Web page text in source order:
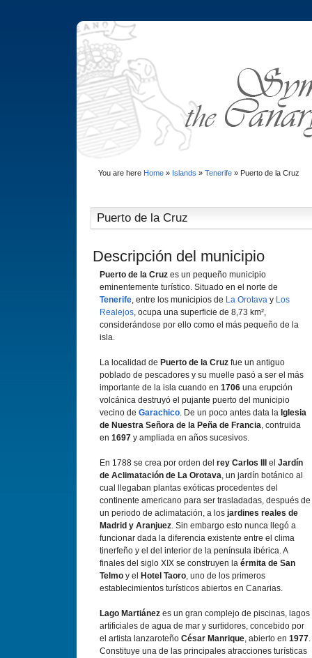
You are here Home» Islands » Tenerife» Puerto de la Cruz
Puerto de la Cruz
Descripción del municipio
Puerto de la Cruz es un pequeño municipio
eminentemente turístico. Situado en el norte de
Tenerife, entre los municipios de La Orotava y Los
Realejos, ocupa una superficie de 8,73 km²,
considerándose por ello como el más pequeño de la
isla.
La localidad de Puerto de la Cruz fue un antiguo
poblado de pescadores y su muelle pasó a ser el más
importante de la isla cuando en 1706 una erupción
volcánica destruyó el pujante puerto del municipio
vecino de Garachico. De un poco antes data la Iglesia
de Nuestra Señora de la Peña de Francia, contruida
en 1697 y ampliada en años sucesivos.
En 1788 se crea por orden del rey Carlos III el Jardín
de Aclimatación de La Orotava, un jardín botánico al
cual llegaban plantas exóticas procedentes del
continente americano para ser trasladadas, después de
un periodo de aclimatación, a los jardines reales de
Madrid y Aranjuez. Sin embargo esto nunca llegó a
funcionar dada la diferencia existente entre el clima
tinerfeño y el del interior de la península ibérica. A
finales del siglo XIX se construyen la érmita de San
Telmo y el Hotel Taoro, uno de los primeros
establecimientos turísticos abiertos en Canarias.
Lago Martiánez es un gran complejo de piscinas, lagos
artificiales de agua de mar y surtidores, concebido por
el artista lanzaroteño César Manrique, abierto en 1977.
Constituye una de las principales atracciones turísticas